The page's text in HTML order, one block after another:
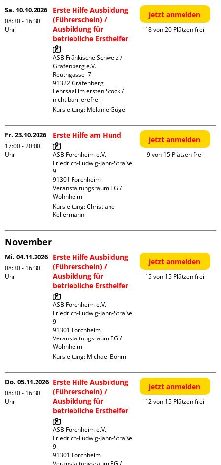
Sa. 10.10.2026
08:30 - 16:30
Uhr
Erste Hilfe Ausbildung
(Führerschein) /
Ausbildung für
betriebliche Ersthelfer
ASB Fränkische Schweiz /
Gräfenberg e.V.
Reuthgasse  7
91322 Gräfenberg
Lehrsaal im ersten Stock /
nicht barrierefrei
Kursleitung: Melanie Gügel
jetzt anmelden
18 von 20 Plätzen frei
Fr. 23.10.2026
17:00 - 20:00
Uhr
Erste Hilfe am Hund
ASB Forchheim e.V.
Friedrich-Ludwig-Jahn-Straße
9
91301 Forchheim
Veranstaltungsraum EG /
Wohnheim
Kursleitung:Christiane
Kellermann
jetzt anmelden
9 von 15 Plätzen frei
November
Mi. 04.11.2026
08:30 - 16:30
Uhr
Erste Hilfe Ausbildung
(Führerschein) /
Ausbildung für
betriebliche Ersthelfer
ASB Forchheim e.V.
Friedrich-Ludwig-Jahn-Straße
9
91301 Forchheim
Veranstaltungsraum EG /
Wohnheim
Kursleitung: Michael Böhm
jetzt anmelden
15 von 15 Plätzen frei
Do. 05.11.2026
08:30 - 16:30
Uhr
Erste Hilfe Ausbildung
(Führerschein) /
Ausbildung für
betriebliche Ersthelfer
ASB Forchheim e.V.
Friedrich-Ludwig-Jahn-Straße
9
91301 Forchheim
Veranstaltungsraum EG /
jetzt anmelden
12 von 15 Plätzen frei